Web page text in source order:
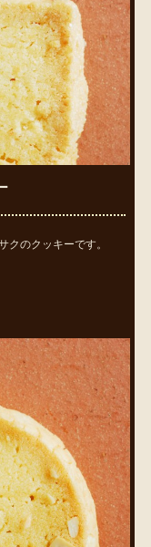
クのクッキーです。